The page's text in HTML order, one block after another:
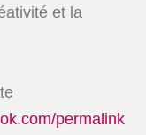
et la
permalink